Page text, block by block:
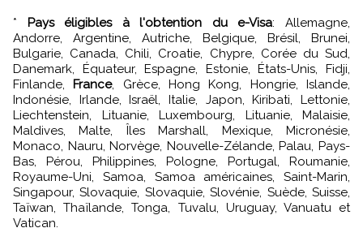
* Pays éligibles à l'obtention du e-Visa: Allemagne,
Andorre, Argentine, Autriche, Belgique, Brésil, Brunei,
Bulgarie, Canada, Chili, Croatie, Chypre, Corée du Sud,
Danemark, Équateur, Espagne, Estonie, États-Unis, Fidji,
Finlande, France, Grèce, Hong Kong, Hongrie, Islande,
Indonésie, Irlande, Israël, Italie, Japon, Kiribati, Lettonie,
Liechtenstein, Lituanie, Luxembourg, Lituanie, Malaisie,
Maldives, Malte, Îles Marshall, Mexique, Micronésie,
Monaco, Nauru, Norvège, Nouvelle-Zélande, Palau, Pays-
Bas, Pérou, Philippines, Pologne, Portugal, Roumanie,
Royaume-Uni, Samoa, Samoa américaines, Saint-Marin,
Singapour, Slovaquie, Slovaquie, Slovénie, Suède, Suisse,
Taïwan, Thaïlande, Tonga, Tuvalu, Uruguay, Vanuatu et
Vatican.